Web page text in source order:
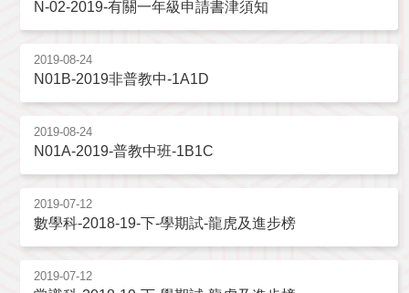
N-02-2019-有關一年級申請書津須知
2019-08-24
N01B-2019非普教中-1A1D
2019-08-24
N01A-2019-普教中班-1B1C
2019-07-12
數學科-2018-19-下-學期試-龍虎及進步榜
2019-07-12